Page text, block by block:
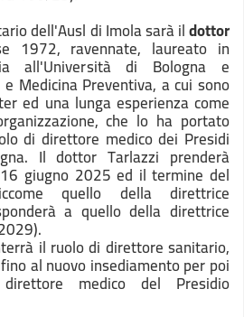
dell'Ausl di Imola sarà ildottor
1972, ravennate, laureato in
all'Università di Bologna e
Medicina Preventiva, a cui sono
ed una lunga esperienza come
che lo ha portato
di direttore medico dei Presidi
Il dottor Tarlazzi prenderà
giugno 2025 ed il termine del
quello della direttrice
a quello della direttrice
il ruolo di direttore sanitario,
al nuovo insediamento per poi
medico del Presidio